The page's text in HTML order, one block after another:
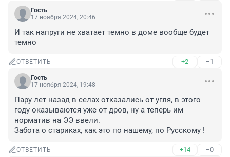
Гость
17 ноября 2024, 20:46
И так напруги не хватает темно в доме вообще будет
темно
ОТВЕТИТЬ +2 –1
Гость
17 ноября 2024, 19:48
Пару лет назад в селах отказались от угля, в этого
году оказываются уже от дров, ну а теперь им
норматив на ЭЭ ввели.
Забота о стариках, как это по нашему, по Русскому !
ОТВЕТИТЬ +14 –0